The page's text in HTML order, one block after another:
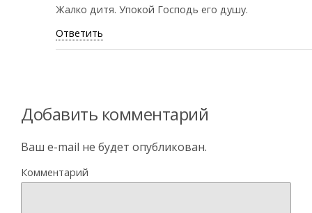
Жалко дитя. Упокой Господь его душу.
Ответить
Добавить комментарий
Ваш e-mail не будет опубликован.
Комментарий